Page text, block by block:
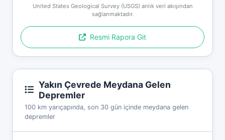
United States Geological Survey (USGS) anlık veri akışından
sağlanmaktadır.
Resmi Rapora Git
Yakın Çevrede Meydana Gelen
Depremler
100 km yarıçapında, son 30 gün içinde meydana gelen
depremler